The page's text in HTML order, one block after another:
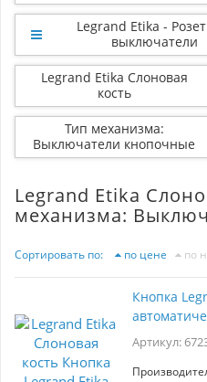
Legrand Etika -
выключатели
Legrand Etika Слоновая
кость
Тип механизма:
Выключатели кнопочные
Legrand Etika
механизма:
Сортировать по: по цене по
Кнопка
Артикул: